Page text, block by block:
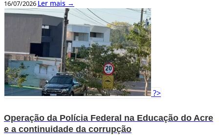
16/07/2026 Ler mais →
?>
Operação da Polícia Federal na Educação do Acre
e a continuidade da corrupção